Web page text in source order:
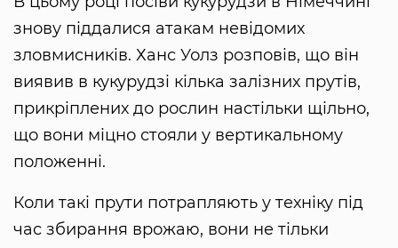
знову піддалися атакам невідомих
зловмисників. Ханс Уолз розповів, що він
виявив в кукурудзі кілька залізних прутів,
прикріплених до рослин настільки щільно,
що вони міцно стояли у вертикальному
положенні.
Коли такі прути потрапляють у техніку під
час збирання врожаю, вони не тільки